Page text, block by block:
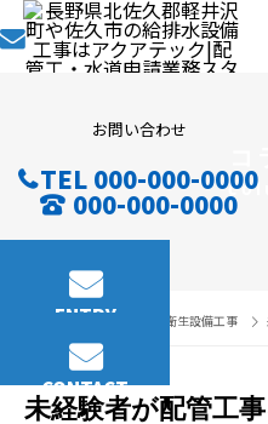
お問い合わせ
TEL 000-000-0000
000-000-0000
ENTRY
CONTACT
給排水衛生設備工事
未経験者が配管工